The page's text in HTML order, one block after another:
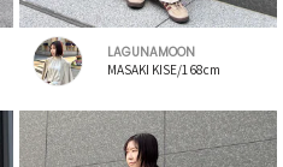
LAGUNAMOON
MASAKI KISE/168cm